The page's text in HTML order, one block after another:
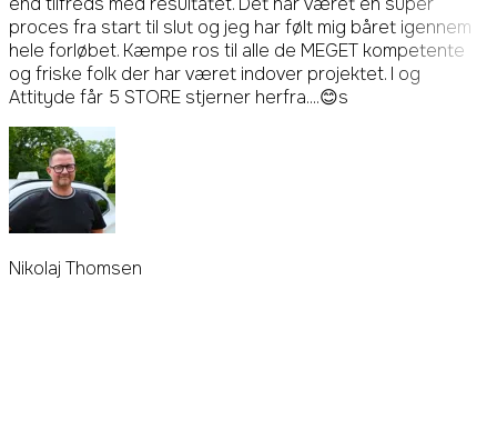
proces fra start til slut og jeg har følt mig båret igennem
hele forløbet. Kæmpe ros til alle de MEGET kompetente
og friske folk der har været indover projektet. I og
Attityde får 5 STORE stjerner herfra....😊s
Nikolaj Thomsen